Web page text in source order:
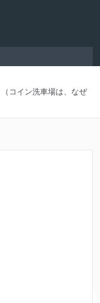
コイン洗車場は、なぜ